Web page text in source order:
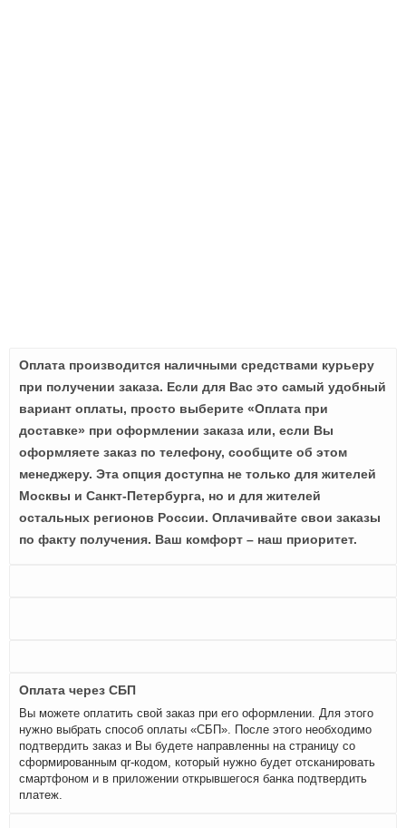
Оплата производится наличными средствами курьеру
при получении заказа. Если для Вас это самый удобный
вариант оплаты, просто выберите «Оплата при
доставке» при оформлении заказа или, если Вы
оформляете заказ по телефону, сообщите об этом
менеджеру. Эта опция доступна не только для жителей
Москвы и Санкт-Петербурга, но и для жителей
остальных регионов России. Оплачивайте свои заказы
по факту получения. Ваш комфорт – наш приоритет.
Оплата через СБП
Вы можете оплатить свой заказ при его оформлении. Для этого
нужно выбрать способ оплаты «СБП». После этого необходимо
подтвердить заказ и Вы будете направленны на страницу со
сформированным qr-кодом, который нужно будет отсканировать
смартфоном и в приложении открывшегося банка подтвердить
платеж.